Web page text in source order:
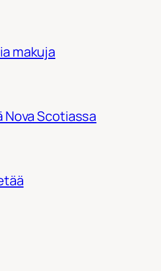
makuja
Nova Scotiassa